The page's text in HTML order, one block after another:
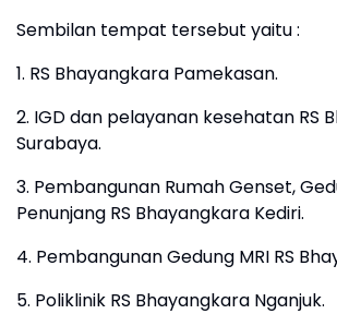
Sembilan tempat tersebut yaitu :
1. RS Bhayangkara Pamekasan.
2. IGD dan pelayanan kesehatan RS
Surabaya.
3. Pembangunan Rumah Genset,
Penunjang RS Bhayangkara Kediri.
4. Pembangunan Gedung MRI RS
5. Poliklinik RS Bhayangkara Nganjuk.